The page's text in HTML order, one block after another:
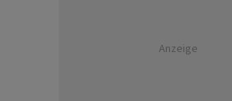
Anzeige